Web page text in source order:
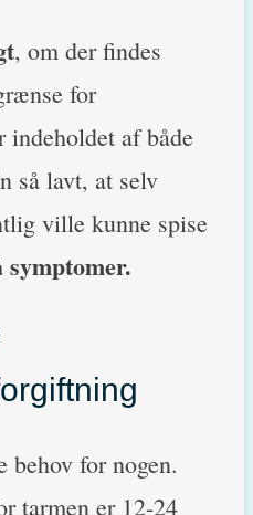
, om der findes
for
af både
så lavt, at selv
ville kunne spise
symptomer.
for nogen.
tarmen er 12-24